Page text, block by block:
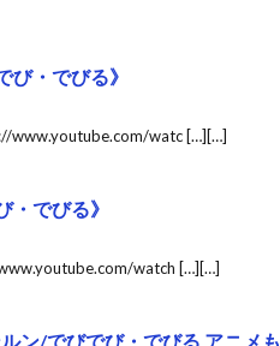
・でびる》
www.youtube.com/watc […][…]
でびる》
watch […][…]
ン/でびでび・でびる アニメも